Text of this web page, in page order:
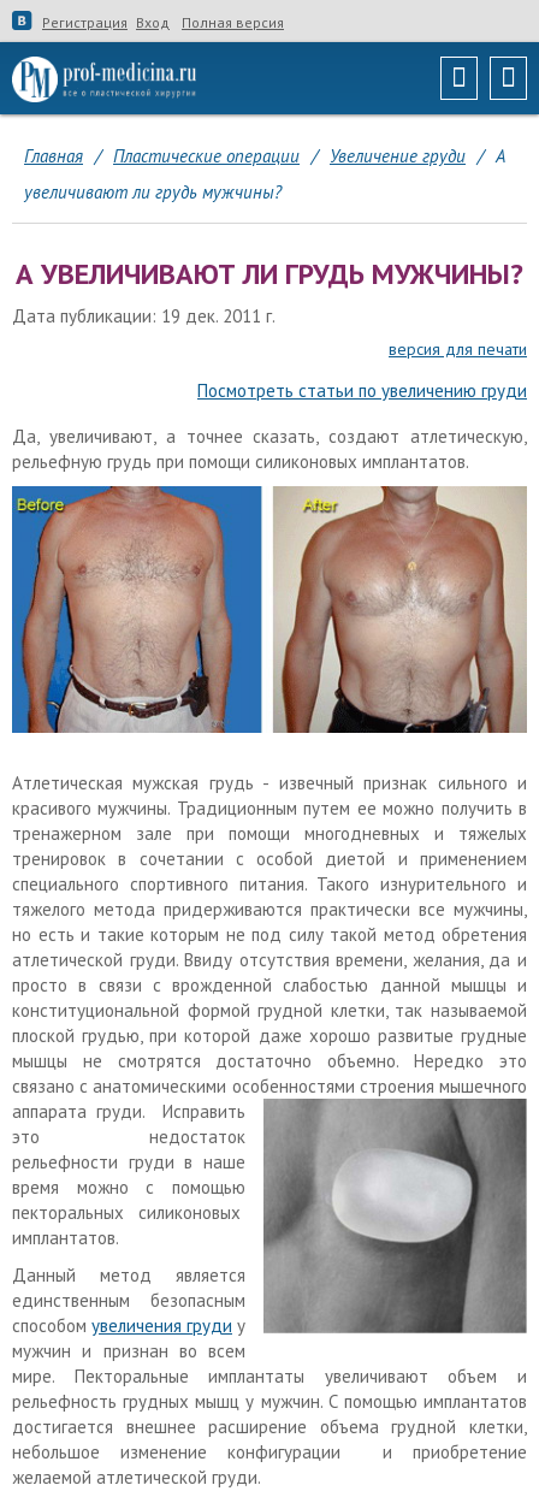
Регистрация Вход Полная версия
Главная / Пластические операции / Увеличение груди / А
увеличивают ли грудь мужчины?
А УВЕЛИЧИВАЮТ ЛИ ГРУДЬ МУЖЧИНЫ?
Дата публикации: 19 дек. 2011 г.
версия для печати
Посмотреть статьи по увеличению груди
Да, увеличивают, а точнее сказать, создают атлетическую,
рельефную грудь при помощи силиконовых имплантатов.
Атлетическая мужская грудь - извечный признак сильного и
красивого мужчины. Традиционным путем ее можно получить в
тренажерном зале при помощи многодневных и тяжелых
тренировок в сочетании с особой диетой и применением
специального спортивного питания. Такого изнурительного и
тяжелого метода придерживаются практически все мужчины,
но есть и такие которым не под силу такой метод обретения
атлетической груди. Ввиду отсутствия времени, желания, да и
просто в связи с врожденной слабостью данной мышцы и
конституциональной формой грудной клетки, так называемой
плоской грудью, при которой даже хорошо развитые грудные
мышцы не смотрятся достаточно объемно. Нередко это
связано с анатомическими особенностями строения мышечного
аппарата груди. Исправить
это недостаток
рельефности груди в наше
время можно с помощью
пекторальных силиконовых
имплантатов.
Данный метод является
единственным безопасным
способом увеличения груди у
мужчин и признан во всем
мире. Пекторальные имплантаты увеличивают объем и
рельефность грудных мышц у мужчин. С помощью имплантатов
достигается внешнее расширение объема грудной клетки,
небольшое изменение конфигурации и приобретение
желаемой атлетической груди.